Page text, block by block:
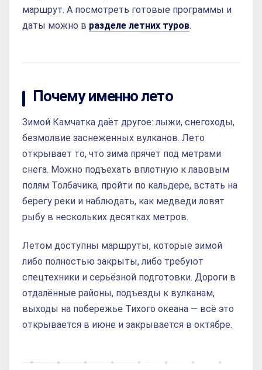
маршрут. А посмотреть готовые программы и
даты можно в разделе летних туров.
Почему именно лето
Зимой Камчатка даёт другое: лыжи, снегоходы,
безмолвие заснеженных вулканов. Лето
открывает то, что зима прячет под метрами
снега. Можно подъехать вплотную к лавовым
полям Толбачика, пройти по кальдере, встать на
берегу реки и наблюдать, как медведи ловят
рыбу в нескольких десятках метров.
Летом доступны маршруты, которые зимой
либо полностью закрыты, либо требуют
спецтехники и серьёзной подготовки. Дороги в
отдалённые районы, подъезды к вулканам,
выходы на побережье Тихого океана — всё это
открывается в июне и закрывается в октябре.